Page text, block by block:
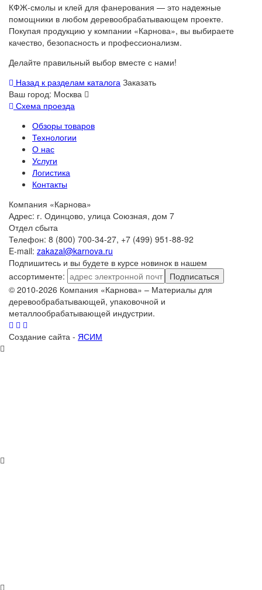
КФЖ-смолы и клей для фанерования — это надежные
помощники в любом деревообрабатывающем проекте.
Покупая продукцию у компании «Карнова», вы выбираете
качество, безопасность и профессионализм.
Делайте правильный выбор вместе с нами!
Назад к разделам каталога Заказать
Ваш город: Москва
Схема проезда
Обзоры товаров
Технологии
О нас
Услуги
Логистика
Контакты
Компания «Карнова»
Адрес: г. Одинцово, улица Союзная, дом 7
Отдел сбыта
Телефон: 8 (800) 700-34-27, +7 (499) 951-88-92
E-mail: zakazal@karnova.ru
Подпишитесь и вы будете в курсе новинок в нашем
ассортименте:
Подписаться
© 2010-2026 Компания «Карнова» – Материалы для
деревообрабатывающей, упаковочной и
металлообрабатывающей индустрии.
Создание сайта - ЯСИМ